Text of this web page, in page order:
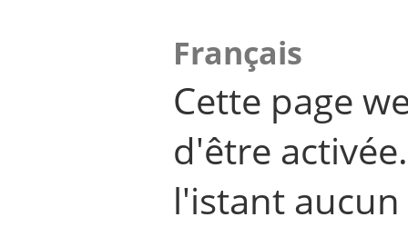
Français
Cette page
d'être
l'istant